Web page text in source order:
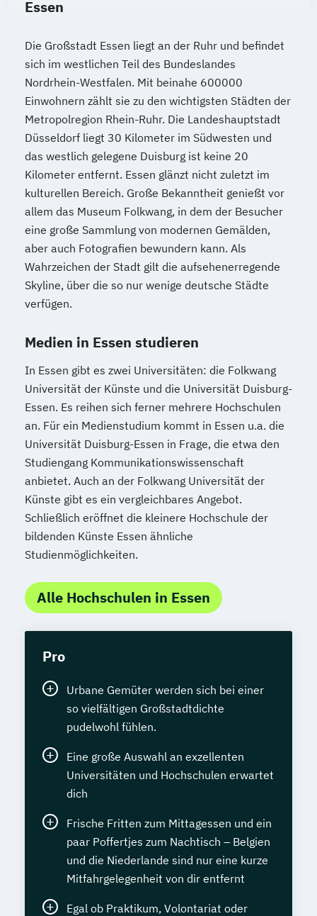
Essen
Die Großstadt Essen liegt an der Ruhr und befindet
sich im westlichen Teil des Bundeslandes
Nordrhein-Westfalen. Mit beinahe 600000
Einwohnern zählt sie zu den wichtigsten Städten der
Metropolregion Rhein-Ruhr. Die Landeshauptstadt
Düsseldorf liegt 30 Kilometer im Südwesten und
das westlich gelegene Duisburg ist keine 20
Kilometer entfernt. Essen glänzt nicht zuletzt im
kulturellen Bereich. Große Bekanntheit genießt vor
allem das Museum Folkwang, in dem der Besucher
eine große Sammlung von modernen Gemälden,
aber auch Fotografien bewundern kann. Als
Wahrzeichen der Stadt gilt die aufsehenerregende
Skyline, über die so nur wenige deutsche Städte
verfügen.
Medien in Essen studieren
In Essen gibt es zwei Universitäten: die Folkwang
Universität der Künste und die Universität Duisburg-
Essen. Es reihen sich ferner mehrere Hochschulen
an. Für ein Medienstudium kommt in Essen u.a. die
Universität Duisburg-Essen in Frage, die etwa den
Studiengang Kommunikationswissenschaft
anbietet. Auch an der Folkwang Universität der
Künste gibt es ein vergleichbares Angebot.
Schließlich eröffnet die kleinere Hochschule der
bildenden Künste Essen ähnliche
Studienmöglichkeiten.
Alle Hochschulen in Essen
Pro
Urbane Gemüter werden sich bei einer
so vielfältigen Großstadtdichte
pudelwohl fühlen.
Eine große Auswahl an exzellenten
Universitäten und Hochschulen erwartet
dich
Frische Fritten zum Mittagessen und ein
paar Poffertjes zum Nachtisch – Belgien
und die Niederlande sind nur eine kurze
Mitfahrgelegenheit von dir entfernt
Egal ob Praktikum, Volontariat oder